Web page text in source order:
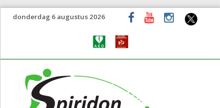
donderdag 6 augustus 2026